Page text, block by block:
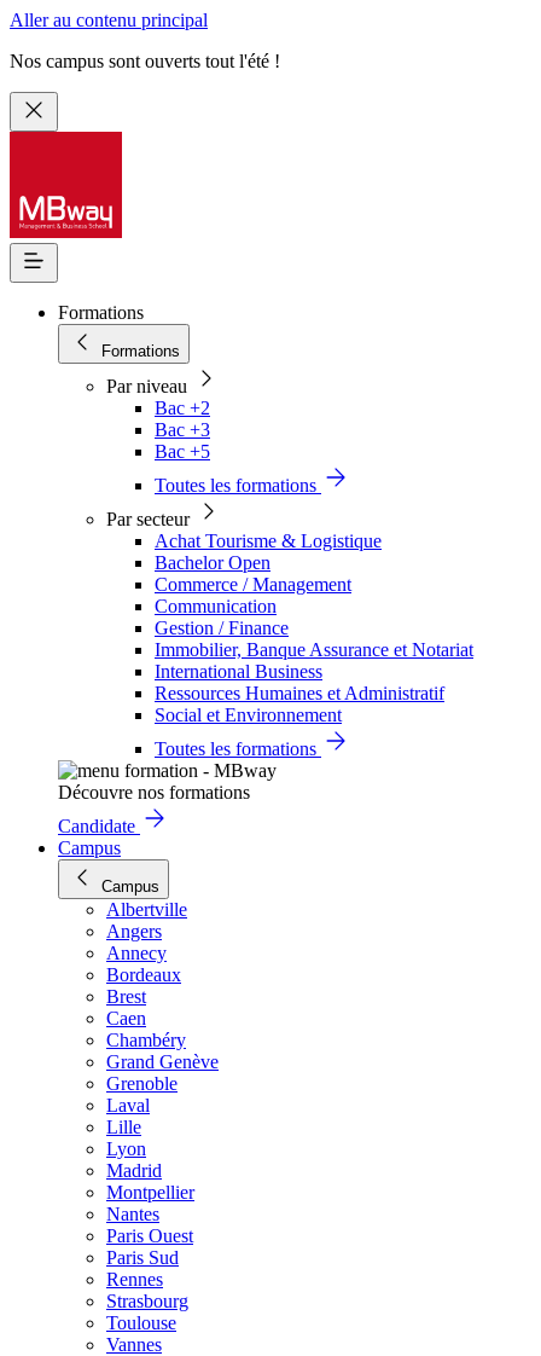
Aller au contenu principal
Nos campus sont ouverts tout l'été !
Formations
Formations
Par niveau
Bac +2
Bac +3
Bac +5
Toutes les formations
Par secteur
Achat Tourisme & Logistique
Bachelor Open
Commerce / Management
Communication
Gestion / Finance
Immobilier, Banque Assurance et Notariat
International Business
Ressources Humaines et Administratif
Social et Environnement
Toutes les formations
Découvre nos formations
Candidate
Campus
Campus
Albertville
Angers
Annecy
Bordeaux
Brest
Caen
Chambéry
Grand Genève
Grenoble
Laval
Lille
Lyon
Madrid
Montpellier
Nantes
Paris Ouest
Paris Sud
Rennes
Strasbourg
Toulouse
Vannes